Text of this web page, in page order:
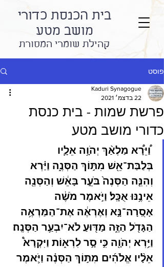
בית הכנסת כדורי
מושב מטע
קהילת שומרי המסורת
פוסט
פרשת שמות - בית כנסת
כדורי מושב מטע
Kaduri Synagogue
22 בדצמ׳ 2021
וַ֠יֵּרָ֠א מַלְאַ֨ךְ יְהֹוָ֥ה אֵלָ֛יו
בְּלַבַּת־אֵ֖שׁ מִתּ֣וֹךְ הַסְּנֶ֑ה וַיַּ֗רְא
וְהִנֵּ֤ה הַסְּנֶה֙ בֹּעֵ֣ר בָּאֵ֔שׁ וְהַסְּנֶ֖ה
אֵינֶ֥נּוּ אֻכָּֽל׃ וַיֹּ֣אמֶר מֹשֶׁ֔ה
אָסֻֽרָה־נָּ֣א וְאֶרְאֶ֔ה אֶת־הַמַּרְאֶ֥ה
הַגָּדֹ֖ל הַזֶּ֑ה מַדּ֖וּעַ לֹא־יִבְעַ֥ר הַסְּנֶֽה׃
וַיַּ֥רְא יְהֹוָ֖ה כִּ֣י סָ֣ר לִרְא֑וֹת וַיִּקְרָא֩
אֵלָ֨יו אֱלֹהִ֜ים מִתּ֣וֹךְ הַסְּנֶ֗ה וַיֹּ֛אמֶר